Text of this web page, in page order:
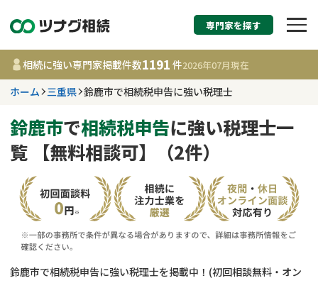
相続税申告・相続手
す
三重県
事務所
相談内容で探す
専門家を探す
相続に強い専門家掲載件数1191 件2026年07月現在
ホーム 三重県 鈴鹿市で相続税申告に強い税理士
鈴鹿市で相続税申告に強い税理士一
覧 【無料相談可】（2件）
鈴鹿市で相続税申告に強い税理士を掲載中！(初回相談無料・オン